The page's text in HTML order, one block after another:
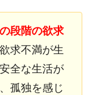
段階の欲求
求不満が生
全な生活が
孤独を感じ